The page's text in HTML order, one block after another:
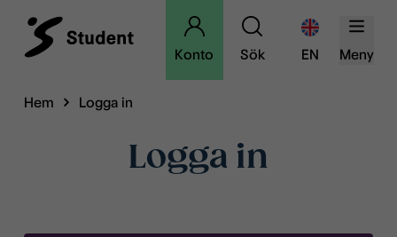
Konto Sök EN Meny
Hem Logga in
Logga in